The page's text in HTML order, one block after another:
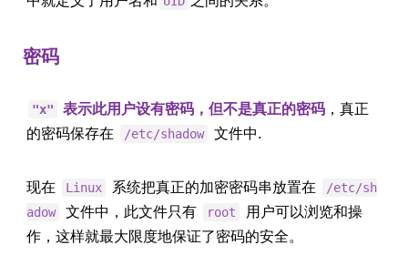
密码
"x" 表示此用户设有密码，但不是真正的密码 ，真正
的密码保存在
/etc/shadow 文件中.
现在 Linux 系统把真正的加密密码串放置在
/etc/sh
adow
文件中，此文件只有 root
用户可以浏览和操
作，这样就最大限度地保证了密码的安全。